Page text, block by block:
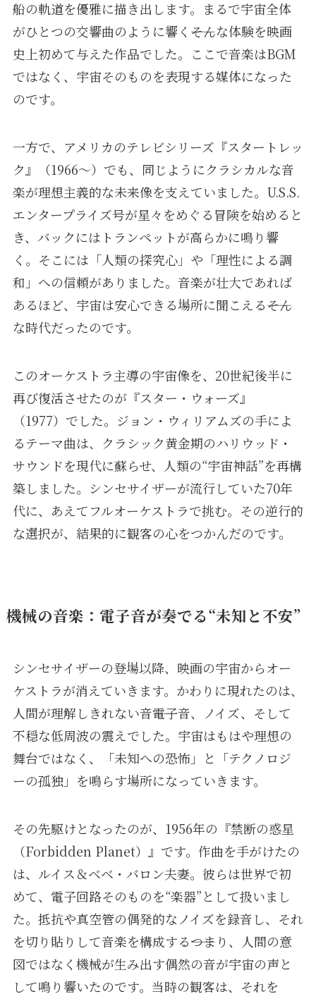
船の軌道を優雅に描き出します。まるで宇宙全体
がひとつの交響曲のように響く――そんな体験を映画
史上初めて与えた作品でした。ここで音楽はBGM
ではなく、宇宙そのものを表現する媒体になった
のです。
一方で、アメリカのテレビシリーズ『スタートレッ
ク』（1966〜）でも、同じようにクラシカルな音
楽が理想主義的な未来像を支えていました。U.S.S.
エンタープライズ号が星々をめぐる冒険を始めると
き、バックにはトランペットが高らかに鳴り響
く。そこには「人類の探究心」や「理性による調
和」への信頼がありました。音楽が壮大であれば
あるほど、宇宙は安心できる場所に聞こえる――そん
な時代だったのです。
このオーケストラ主導の宇宙像を、20世紀後半に
再び復活させたのが『スター・ウォーズ』
（1977）でした。ジョン・ウィリアムズの手によ
るテーマ曲は、クラシック黄金期のハリウッド・
サウンドを現代に蘇らせ、人類の“宇宙神話”を再構
築しました。シンセサイザーが流行していた70年
代に、あえてフルオーケストラで挑む。その逆行的
な選択が、結果的に観客の心をつかんだのです。
機械の音楽：電子音が奏でる“未知と不安”
シンセサイザーの登場以降、映画の宇宙からオー
ケストラが消えていきます。かわりに現れたのは、
人間が理解しきれない音――電子音、ノイズ、そして
不穏な低周波の震えでした。宇宙はもはや理想の
舞台ではなく、「未知への恐怖」と「テクノロジ
ーの孤独」を鳴らす場所になっていきます。
その先駆けとなったのが、1956年の『禁断の惑星
（Forbidden Planet）』です。作曲を手がけたの
は、ルイス＆ベベ・バロン夫妻。彼らは世界で初
めて、電子回路そのものを“楽器”として扱いまし
た。抵抗や真空管の偶発的なノイズを録音し、それ
を切り貼りして音楽を構成する――つまり、人間の意
図ではなく機械が生み出す偶然の音が宇宙の声と
して鳴り響いたのです。当時の観客は、それを